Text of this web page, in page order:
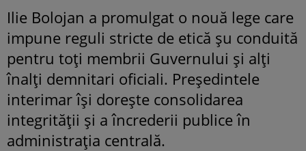
Ilie Bolojan a promulgat o nouă lege care
impune reguli stricte de etică șu conduită
pentru toți membrii Guvernului și alți
înalți demnitari oficiali. Președintele
interimar își dorește consolidarea
integrității și a încrederii publice în
administrația centrală.